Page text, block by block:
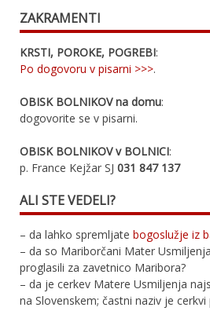
ZAKRAMENTI
KRSTI, POROKE, POGREBI:
Po dogovoru v pisarni >>>.
OBISK BOLNIKOV na domu:
dogovorite se v pisarni.
OBISK BOLNIKOV v BOLNICI:
p. France Kejžar SJ 031 847 137
ALI STE VEDELI?
– da lahko spremljate bogoslužje iz
– da so Mariborčani Mater
proglasili za zavetnico Maribora?
– da je cerkev Matere Usmiljenja
na Slovenskem; častni naziv je